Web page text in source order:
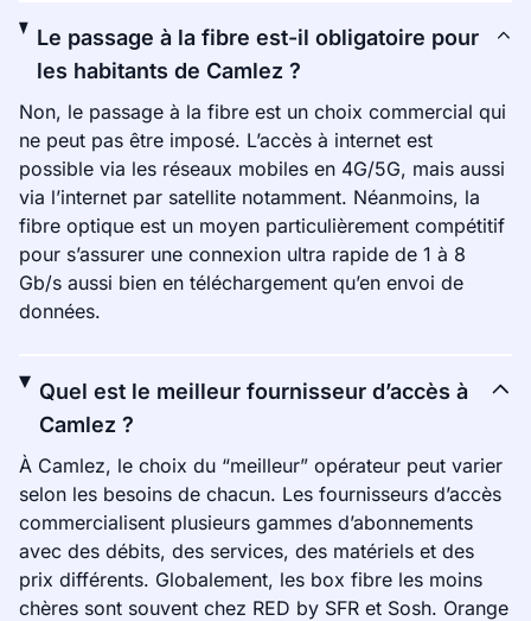
Le passage à la fibre est-il obligatoire pour
les habitants de Camlez ?
Non, le passage à la fibre est un choix commercial qui
ne peut pas être imposé. L’accès à internet est
possible via les réseaux mobiles en 4G/5G, mais aussi
via l’internet par satellite notamment. Néanmoins, la
fibre optique est un moyen particulièrement compétitif
pour s’assurer une connexion ultra rapide de 1 à 8
Gb/s aussi bien en téléchargement qu’en envoi de
données.
Quel est le meilleur fournisseur d’accès à
Camlez ?
À Camlez, le choix du “meilleur” opérateur peut varier
selon les besoins de chacun. Les fournisseurs d’accès
commercialisent plusieurs gammes d’abonnements
avec des débits, des services, des matériels et des
prix différents. Globalement, les box fibre les moins
chères sont souvent chez RED by SFR et Sosh. Orange